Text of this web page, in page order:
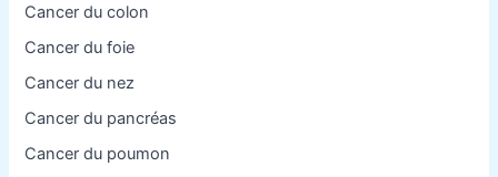
Cancer du colon
Cancer du foie
Cancer du nez
Cancer du pancréas
Cancer du poumon